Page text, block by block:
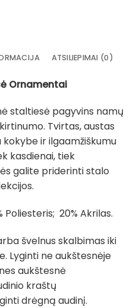
ATSILIEPIMAI (0)
Ornamentai
staltiesė pagyvins namų
Tvirtas, austas
ir ilgaamžiškumu
kasdienai, tiek
galite priderinti stalo
Poliesteris; 20% Akrilas.
švelnus skalbimas iki
Lyginti ne aukštesnėje
aukštesnė
kraštų
drėgną audinį.